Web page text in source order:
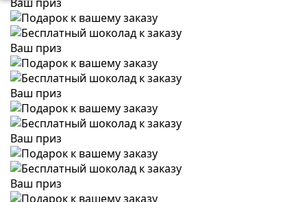
Ваш приз
Ваш приз
Ваш приз
Ваш приз
Ваш приз